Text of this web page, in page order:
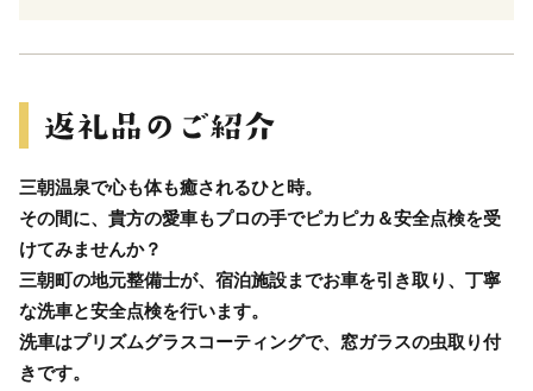
三朝温泉で心も体も癒されるひと時。
その間に、貴方の愛車もプロの手でピカピカ＆安全点検を受
けてみませんか？
三朝町の地元整備士が、宿泊施設までお車を引き取り、丁寧
な洗車と安全点検を行います。
洗車はプリズムグラスコーティングで、窓ガラスの虫取り付
きです。